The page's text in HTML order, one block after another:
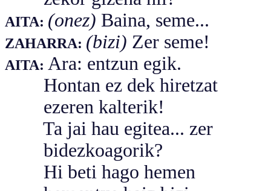
AITA: (onez) Baina, seme...
ZAHARRA: (bizi) Zer seme!
AITA: Ara: entzun egik.
Hontan ez dek hiretzat
ezeren kalterik!
Ta jai hau egitea... zer
bidezkoagorik?
Hi beti hago hemen